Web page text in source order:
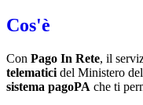
Cos'è
Con Pago In Rete, il
telematici del Ministero
sistema pagoPA che ti